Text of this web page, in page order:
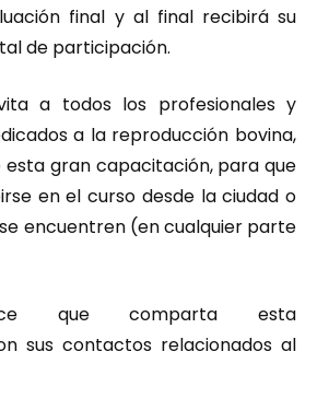
final y al final recibirá su
de participación.
a todos los profesionales y
a la reproducción bovina,
gran capacitación, para que
en el curso desde la ciudad o
encuentren (en cualquier parte
que comparta esta
sus contactos relacionados al